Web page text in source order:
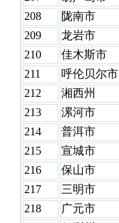
208
陇南市
209
龙岩市
210
佳木斯市
211
呼伦贝尔市
212
湘西州
213
漯河市
214
普洱市
215
宣城市
216
保山市
217
三明市
218
广元市